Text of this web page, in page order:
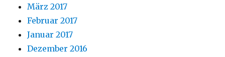
März 2017
Februar 2017
Januar 2017
Dezember 2016